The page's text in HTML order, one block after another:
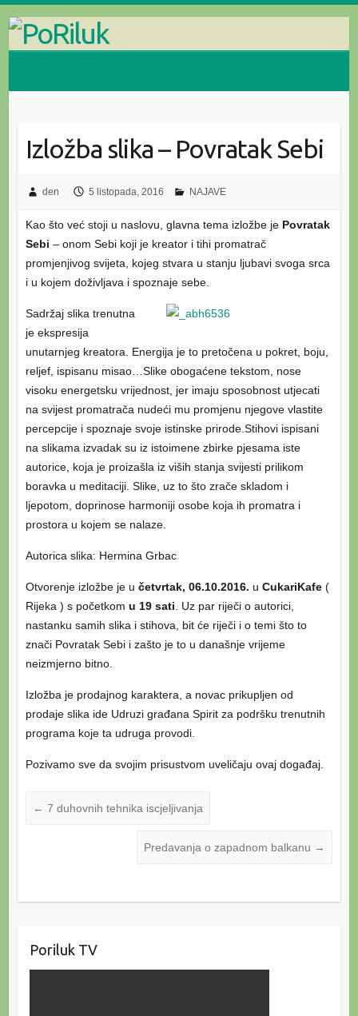
content
Izložba slika – Povratak Sebi
den 5 listopada, 2016 NAJAVE
Kao što već stoji u naslovu, glavna tema izložbe jePovratak
Sebi – onom Sebi koji je kreator i tihi promatrač
promjenjivog svijeta, kojeg stvara u stanju ljubavi svoga srca
i u kojem doživljava i spoznaje sebe.
Sadržaj slika trenutna
je ekspresija
unutarnjeg kreatora. Energija je to pretočena u pokret, boju,
reljef, ispisanu misao…Slike obogaćene tekstom, nose
visoku energetsku vrijednost, jer imaju sposobnost utjecati
na svijest promatrača nudeći mu promjenu njegove vlastite
percepcije i spoznaje svoje istinske prirode.Stihovi ispisani
na slikama izvadak su iz istoimene zbirke pjesama iste
autorice, koja je proizašla iz viših stanja svijesti prilikom
boravka u meditaciji. Slike, uz to što zrače skladom i
ljepotom, doprinose harmoniji osobe koja ih promatra i
prostora u kojem se nalaze.
Autorica slika: Hermina Grbac
Otvorenje izložbe je u četvrtak, 06.10.2016. u CukariKafe(
Rijeka ) s početkom u 19 sati . Uz par riječi o autorici,
nastanku samih slika i stihova, bit će riječi i o temi što to
znači Povratak Sebi i zašto je to u današnje vrijeme
neizmjerno bitno.
Izložba je prodajnog karaktera, a novac prikupljen od
prodaje slika ide Udruzi građana Spirit za podršku trenutnih
programa koje ta udruga provodi.
Pozivamo sve da svojim prisustvom uveličaju ovaj događaj.
← 7 duhovnih tehnika iscjeljivanja
Predavanja o zapadnom balkanu →
Poriluk TV